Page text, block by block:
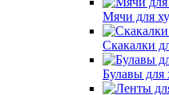
Мячи для
Скакалки
Булавы для